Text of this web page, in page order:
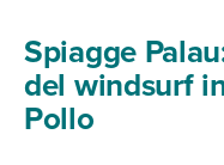
Spiagge
del windsurf
Pollo